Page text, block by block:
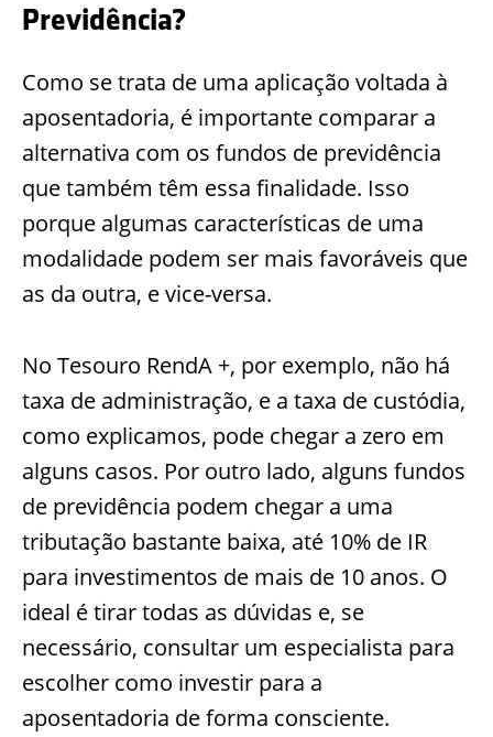
Previdência?
Como se trata de uma aplicação voltada à
aposentadoria, é importante comparar a
alternativa com os fundos de previdência
que também têm essa finalidade. Isso
porque algumas características de uma
modalidade podem ser mais favoráveis que
as da outra, e vice-versa.
No Tesouro RendA +, por exemplo, não há
taxa de administração, e a taxa de custódia,
como explicamos, pode chegar a zero em
alguns casos. Por outro lado, alguns fundos
de previdência podem chegar a uma
tributação bastante baixa, até 10% de IR
para investimentos de mais de 10 anos. O
ideal é tirar todas as dúvidas e, se
necessário, consultar um especialista para
escolher como investir para a
aposentadoria de forma consciente.